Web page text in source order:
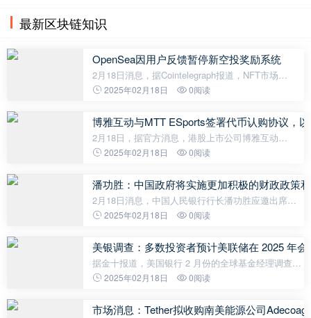
最新区块链知识
OpenSea因用户反馈暂停新空投奖励系统
2月18日消息，据Cointelegraph报道，NFT市场
OpenSea因用户对其新空投奖励机制的批评，已暂停
场OS2的beta版推出，用户可通过列出和竞
2025年02月18日 0阅读
博雅互动与MTT ESports签署代币认购协议，
2月18日，据官方消息，港股上市公司博雅互动
（0434.HK）与MTTESports签署代币认购协议，以
代币），将从2026年1月起线性解锁，48个月内解锁
完毕。
2025年02月18日 0阅读
潘功胜：中国政府将实施更加积极的财政政策
2月18日消息，中国人民银行行长潘功胜应邀出席由
国际货币基金组织与沙特联合主办的新兴市场经济体
经济持续回升向好，实现了全年5%的
2025年02月18日 0阅读
美银调查：多数投资者预计美联储在 2025 年会
据金十报道，美国银行 2 月份的全球基金经理调查显
示，多数受访者预计美联储今年将会降息。 调查显
降息。46%的投资者预计会降息
2025年02月18日 0阅读
市场消息：Tether拟收购南美能源公司